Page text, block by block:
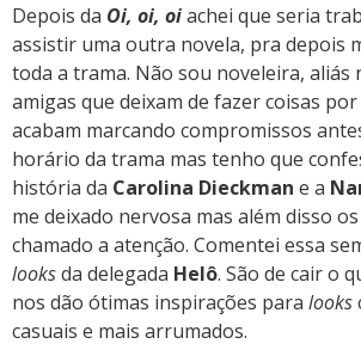
Depois da Oi, oi, oiachei que seria
assistir uma outra novela, pra depois
toda a trama. Não sou noveleira, aliás
amigas que deixam de fazer coisas
acabam marcando compromissos
horário da trama mas tenho que
história da Carolina Dieckman e a
me deixado nervosa mas além disso
chamado a atenção. Comentei essa
looksda delegada Helô. São de cair o
nos dão ótimas inspirações para looks
casuais e mais arrumados.